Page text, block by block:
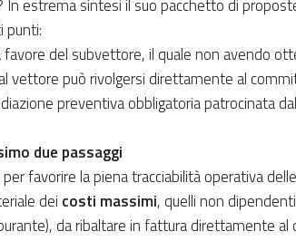
In estrema sintesi il suo pacchetto di
punti:
favore del subvettore, il quale non avendo
vettore può rivolgersi direttamente al
preventiva obbligatoria patrocinata
due passaggi
per favorire la piena tracciabilità operativa
dei costi massimi, quelli non
da ribaltare in fattura direttamente